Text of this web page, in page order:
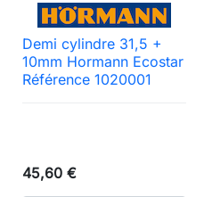
Demi cylindre 31,5 +
10mm Hormann Ecostar
Référence 1020001
45,60 €